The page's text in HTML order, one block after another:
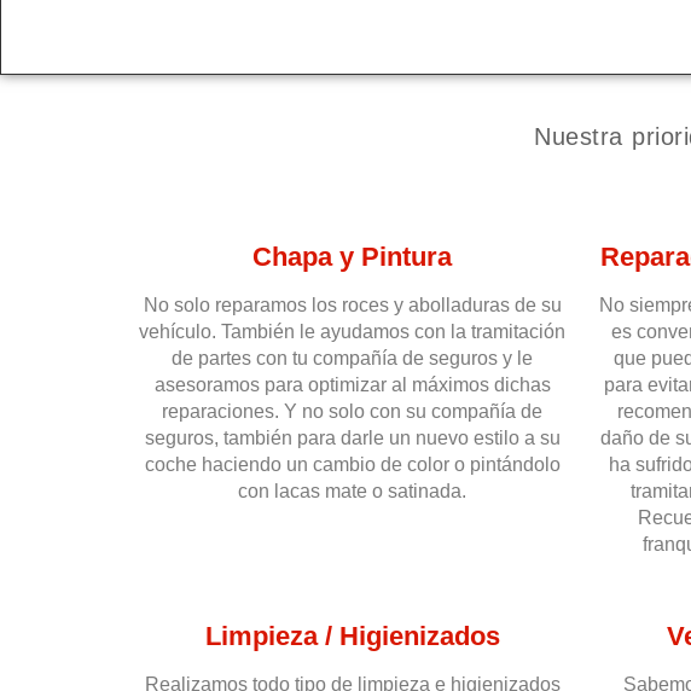
Nuestra
Chapa y Pintura
No solo reparamos los roces y abolladuras de su
vehículo. También le ayudamos con la tramitación
de partes con tu compañía de seguros y le
asesoramos para optimizar al máximos dichas
reparaciones. Y no solo con su compañía de
seguros, también para darle un nuevo estilo a su
coche haciendo un cambio de color o pintándolo
con lacas mate o satinada.
No
es
que
para
daño de
ha
Limpieza / Higienizados
Realizamos todo tipo de limpieza e higienizados